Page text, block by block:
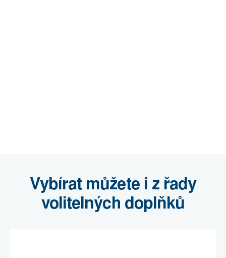
Vybírat můžete i z řady
volitelných doplňků